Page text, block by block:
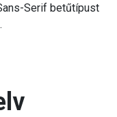
Serif betűtípust